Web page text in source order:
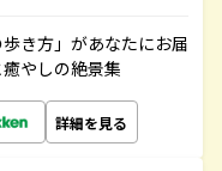
き方」があなたにお届
やしの絶景集
詳細を見る